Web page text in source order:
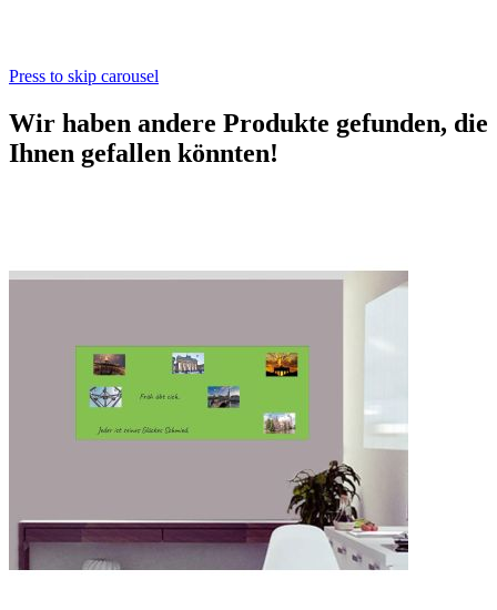
Press to skip carousel
Wir haben andere Produkte gefunden, die
Ihnen gefallen könnten!